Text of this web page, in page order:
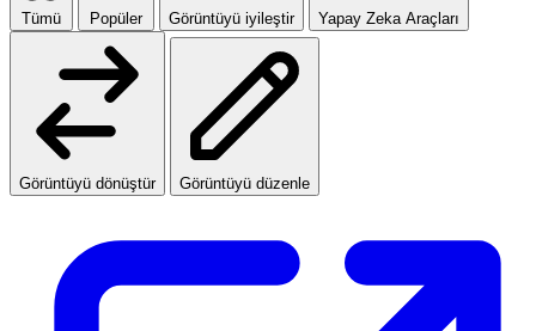
Tümü Popüler Görüntüyü iyileştir Yapay Zeka Araçları
Görüntüyü dönüştür Görüntüyü düzenle